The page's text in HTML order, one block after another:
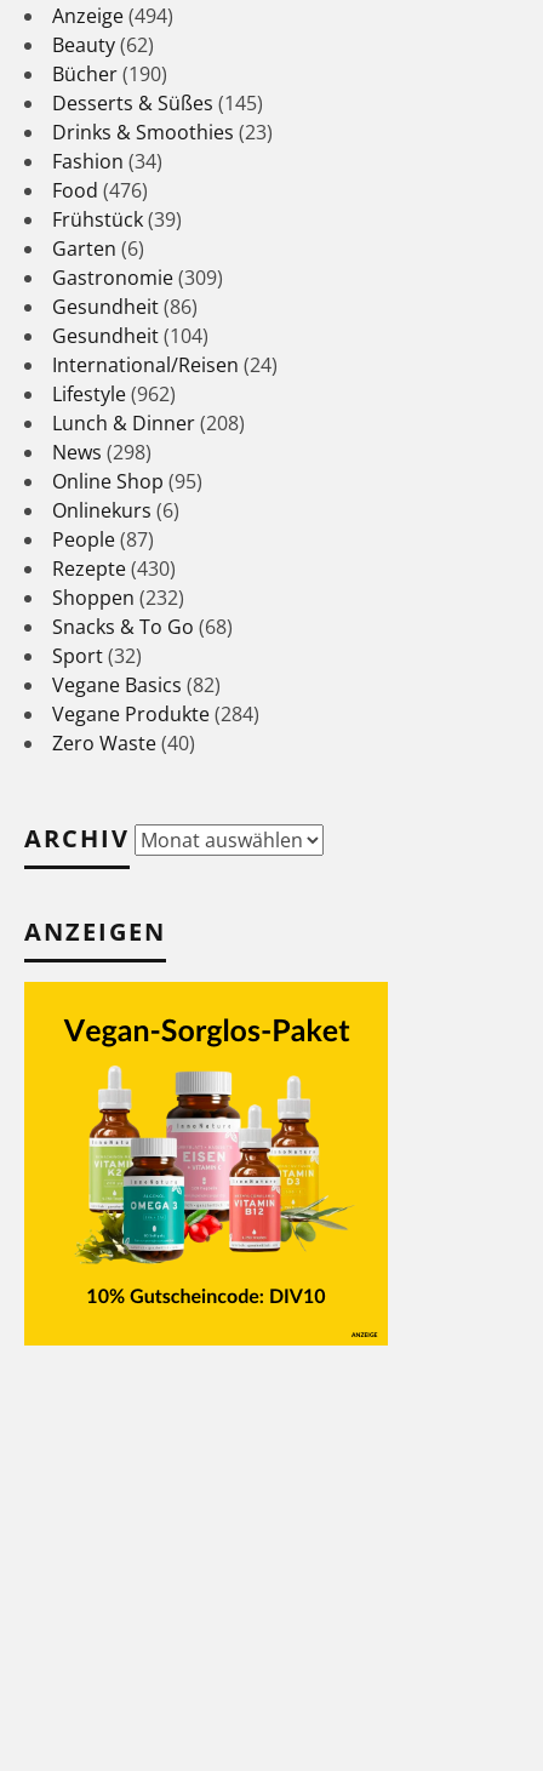
Anzeige(494)
Beauty(62)
Bücher(190)
Desserts & Süßes (145)
Drinks & Smoothies (23)
Fashion (34)
Food (476)
Frühstück(39)
Garten (6)
Gastronomie(309)
Gesundheit(86)
Gesundheit(104)
International/Reisen (24)
Lifestyle(962)
Lunch & Dinner(208)
News (298)
Online Shop (95)
Onlinekurs (6)
People(87)
Rezepte(430)
Shoppen (232)
Snacks & To Go (68)
Sport(32)
Vegane Basics (82)
Vegane Produkte(284)
Zero Waste(40)
ARCHIV Archiv
ANZEIGEN